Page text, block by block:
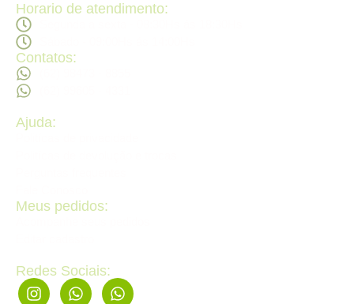
Horario de atendimento:
Contatos:
Ajuda:
Meus pedidos:
Redes Sociais: